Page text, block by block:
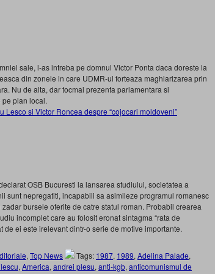
sale, l-as intreba pe domnul Victor Ponta daca doreste la
din zonele in care UDMR-ul forteaza maghiarizarea prin
Nu de alta, dar tocmai prezenta parlamentara si
plan local.
Lesco si Victor Roncea despre “cojocari moldoveni”
OSB Bucuresti la lansarea studiului, societatea a
sunt nepregatiti, incapabili sa asimileze programul romanesc
bursele oferite de catre statul roman. Probabil crearea
incomplet care au folosit eronat sintagma “rata de
de ei este irelevant dintr-o serie de motive importante.
, Top News Tags: 1987, 1989, Adelina Palade,
, America, andrei plesu, anti-kgb, anticomunismul de